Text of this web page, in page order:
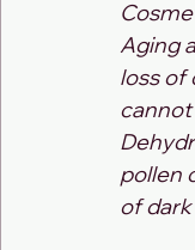
Aging
loss of
pollen
of